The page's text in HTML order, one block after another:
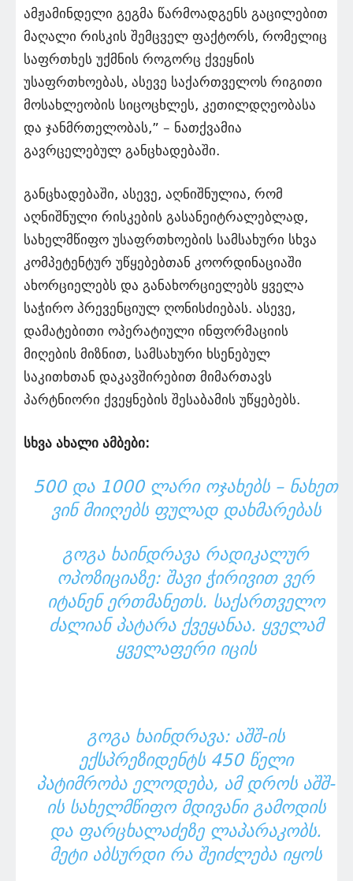
ამჟამინდელი გეგმა წარმოადგენს გაცილებით
მაღალი რისკის შემცველ ფაქტორს, რომელიც
საფრთხეს უქმნის როგორც ქვეყნის
უსაფრთხოებას, ასევე საქართველოს რიგითი
მოსახლეობის სიცოცხლეს, კეთილდღეობასა
და ჯანმრთელობას,” – ნათქვამია
გავრცელებულ განცხადებაში.
განცხადებაში, ასევე, აღნიშნულია, რომ
აღნიშნული რისკების გასანეიტრალებლად,
სახელმწიფო უსაფრთხოების სამსახური სხვა
კომპეტენტურ უწყებებთან კოორდინაციაში
ახორციელებს და განახორციელებს ყველა
საჭირო პრევენციულ ღონისძიებას. ასევე,
დამატებითი ოპერატიული ინფორმაციის
მიღების მიზნით, სამსახური ხსენებულ
საკითხთან დაკავშირებით მიმართავს
პარტნიორი ქვეყნების შესაბამის უწყებებს.
სხვა ახალი ამბები:
500 ᲓᲐ 1000 ᲚᲐᲠᲘ ᲝᲯᲐᲮᲔᲑᲡ – ᲜᲐᲮᲔᲗ
ᲕᲘᲜ ᲛᲘᲘᲦᲔᲑᲡ ᲤᲣᲚᲐᲓ ᲓᲐᲮᲛᲐᲠᲔᲑᲐᲡ
ᲒᲝᲒᲐ ᲮᲐᲘᲜᲓᲠᲐᲕᲐ ᲠᲐᲓᲘᲙᲐᲚᲣᲠ
ᲝᲞᲝᲖᲘᲪᲘᲐᲖᲔ: ᲨᲐᲕᲘ ᲭᲘᲠᲘᲕᲘᲗ ᲕᲔᲠ
ᲘᲢᲐᲜᲔᲜ ᲔᲠᲗᲛᲐᲜᲔᲗᲡ. ᲡᲐᲥᲐᲠᲗᲕᲔᲚᲝ
ᲫᲐᲚᲘᲐᲜ ᲞᲐᲢᲐᲠᲐ ᲥᲕᲔᲧᲐᲜᲐᲐ. ᲧᲕᲔᲚᲐᲛ
ᲧᲕᲔᲚᲐᲤᲔᲠᲘ ᲘᲪᲘᲡ
ᲒᲝᲒᲐ ᲮᲐᲘᲜᲓᲠᲐᲕᲐ: ᲐᲨᲨ-ᲘᲡ
ᲔᲥᲡᲞᲠᲔᲖᲘᲓᲔᲜᲢᲡ 450 ᲬᲔᲚᲘ
ᲞᲐᲢᲘᲛᲠᲝᲑᲐ ᲔᲚᲝᲓᲔᲑᲐ, ᲐᲛ ᲓᲠᲝᲡ ᲐᲨᲨ-
ᲘᲡ ᲡᲐᲮᲔᲚᲛᲬᲘᲤᲝ ᲛᲓᲘᲕᲐᲜᲘ ᲒᲐᲛᲝᲓᲘᲡ
ᲓᲐ ᲤᲐᲠᲪᲮᲐᲚᲐᲫᲔᲖᲔ ᲚᲐᲞᲐᲠᲐᲙᲝᲑᲡ.
ᲛᲔᲢᲘ ᲐᲑᲡᲣᲠᲓᲘ ᲠᲐ ᲨᲔᲘᲫᲚᲔᲑᲐ ᲘᲧᲝᲡ